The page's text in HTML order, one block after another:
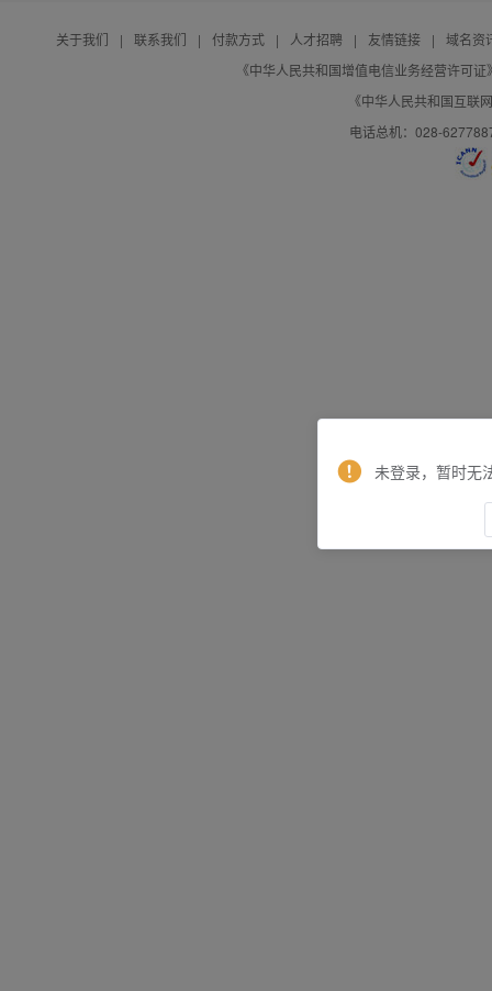
关于我们 | 联系我们 | 付款方式 | 人才招聘 | 友情链接 |
域名资
《中华人民共和国增值电信业务经营许可
《中华人民共和国互联
电话总机：028-
未登录，暂时无